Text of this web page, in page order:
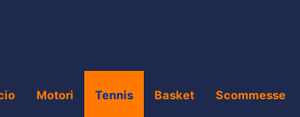
Motori Tennis Basket Scommesse